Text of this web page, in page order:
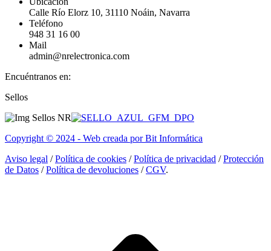
Calle Río Elorz 10, 31110 Noáin, Navarra
Teléfono
948 31 16 00
Mail
admin@nrelectronica.com
Encuéntranos en:
Facebook
opens
new
Linkedin
opens
new
Instagram
opens
new
Sellos
Copyright © 2024 - Web creada por Bit Informática
Aviso legal /Política de cookies /Política de privacidad /Protección
de Datos /Política de devoluciones /CGV.